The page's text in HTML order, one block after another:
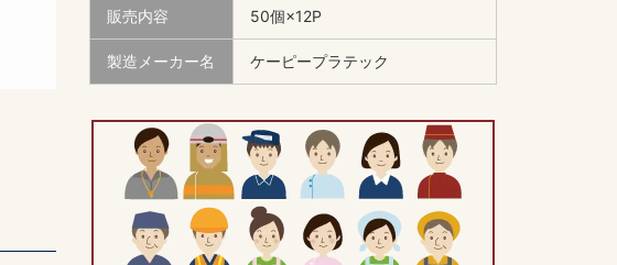
販売内容 50個×12P
製造メーカー名 ケーピープラテック